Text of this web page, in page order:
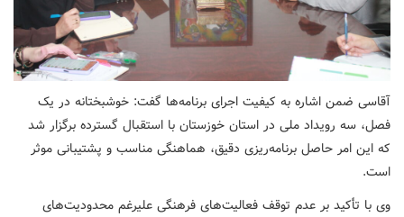
آقاسی ضمن اشاره به کیفیت اجرای برنامه‌ها گفت: خوشبختانه در یک
فصل، سه رویداد ملی در استان خوزستان با استقبال گسترده برگزار شد
که این امر حاصل برنامه‌ریزی دقیق، هماهنگی مناسب و پشتیبانی موثر
است.
وی با تأکید بر عدم توقف فعالیت‌های فرهنگی علیرغم محدودیت‌های